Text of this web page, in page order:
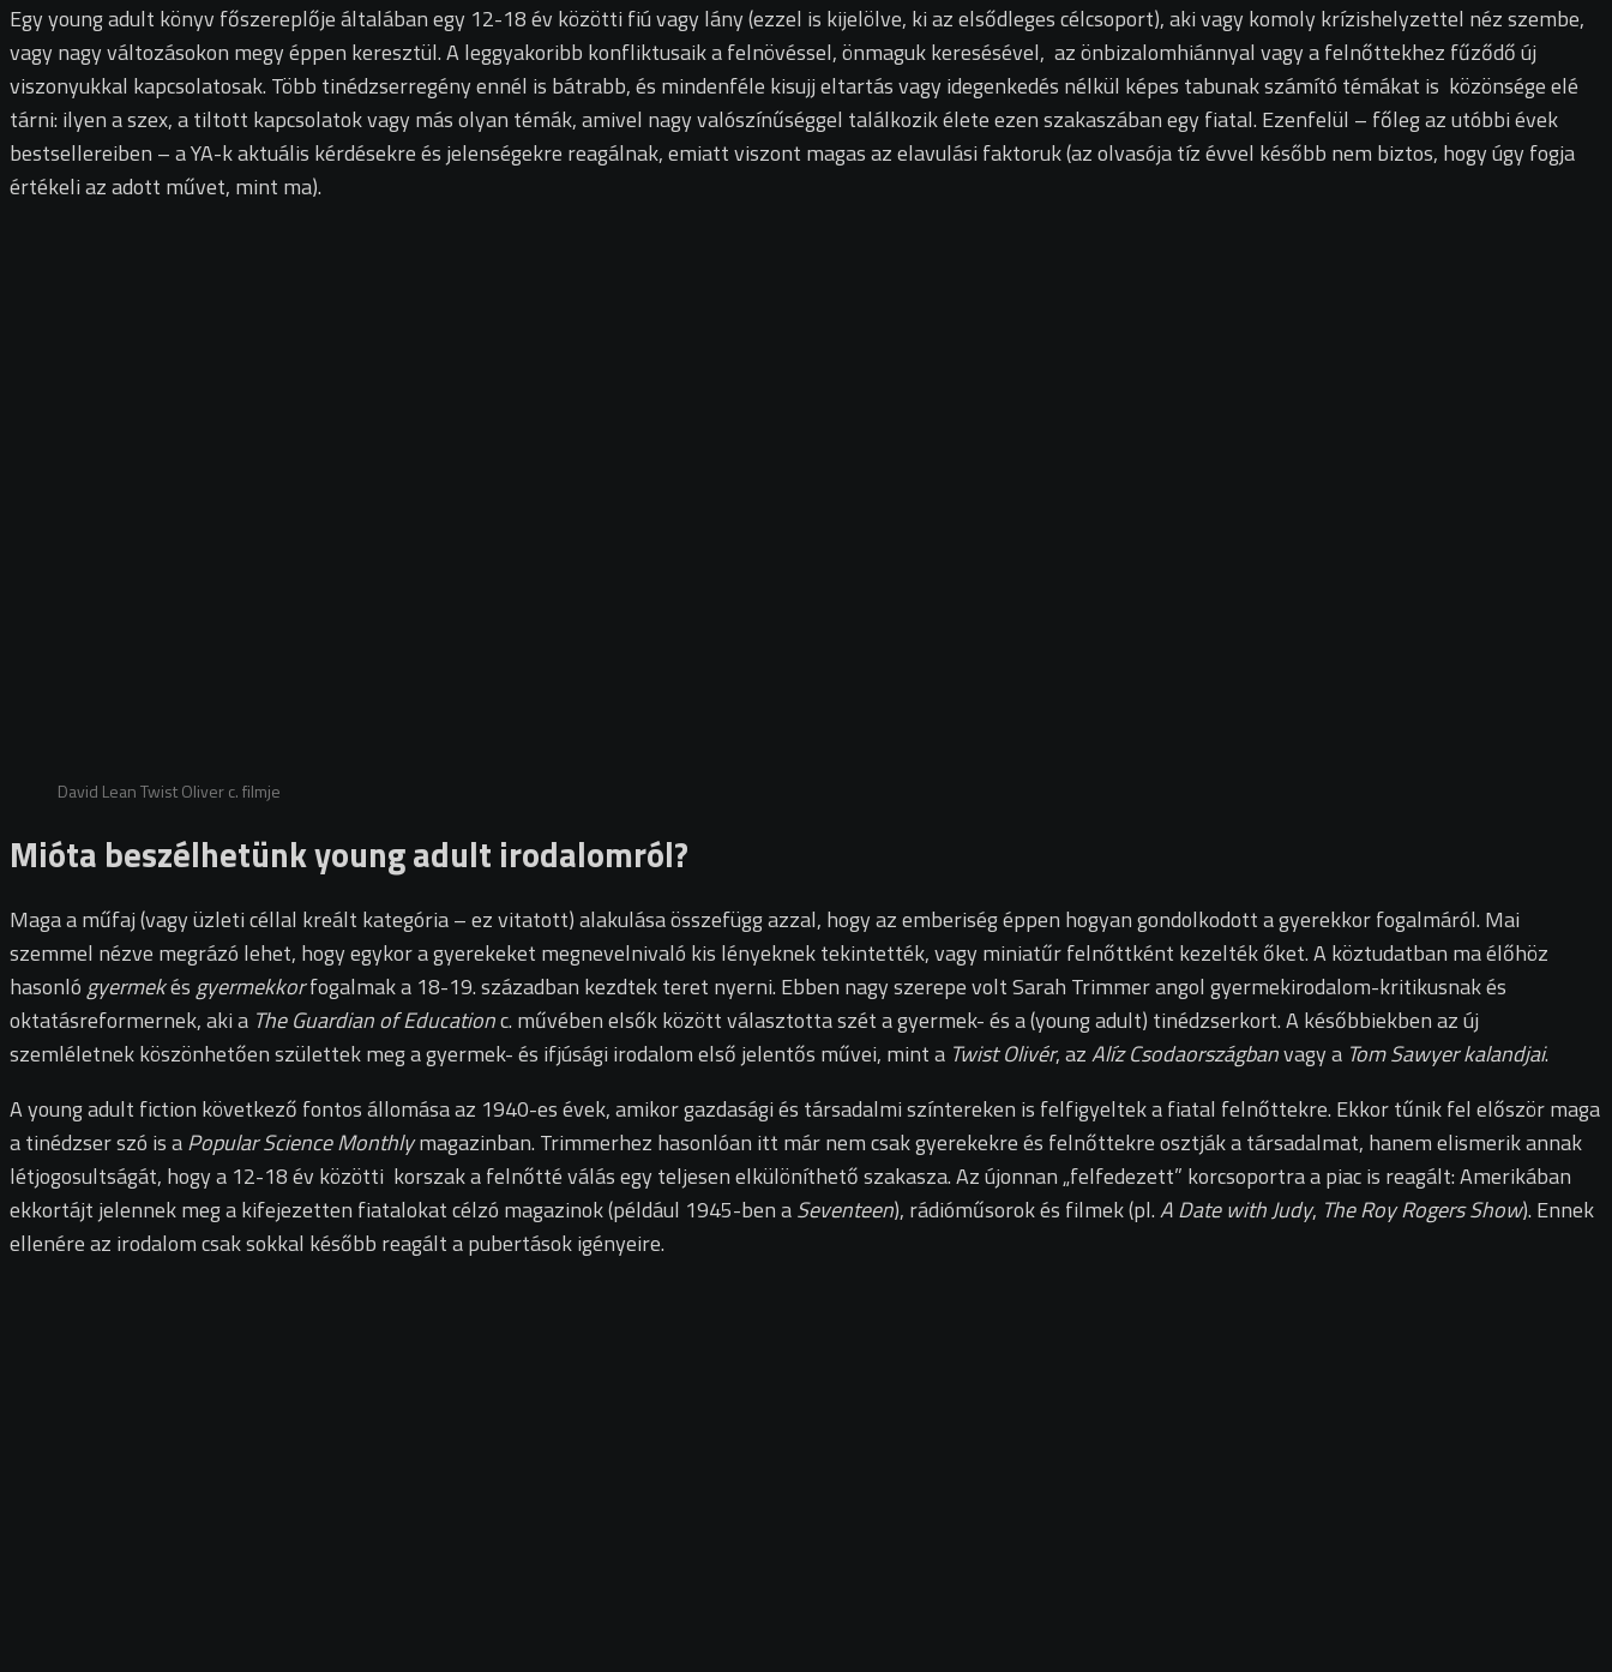
Egy young adult könyv főszereplője általában egy 12-18 év közötti fiú vagy lány (ezzel is kijelölve, ki az elsődleges célcsoport), aki vagy komoly krízishelyzettel néz szembe,
vagy nagy változásokon megy éppen keresztül. A leggyakoribb konfliktusaik a felnövéssel, önmaguk keresésével, az önbizalomhiánnyal vagy a felnőttekhez fűződő új
viszonyukkal kapcsolatosak. Több tinédzserregény ennél is bátrabb, és mindenféle kisujj eltartás vagy idegenkedés nélkül képes tabunak számító témákat is közönsége elé
tárni: ilyen a szex, a tiltott kapcsolatok vagy más olyan témák, amivel nagy valószínűséggel találkozik élete ezen szakaszában egy fiatal. Ezenfelül – főleg az utóbbi évek
bestsellereiben – a YA-k aktuális kérdésekre és jelenségekre reagálnak, emiatt viszont magas az elavulási faktoruk (az olvasója tíz évvel később nem biztos, hogy úgy fogja
értékeli az adott művet, mint ma).
David Lean Twist Oliver c. filmje
Mióta beszélhetünk young adult irodalomról?
Maga a műfaj (vagy üzleti céllal kreált kategória – ez vitatott) alakulása összefügg azzal, hogy az emberiség éppen hogyan gondolkodott a gyerekkor fogalmáról. Mai
szemmel nézve megrázó lehet, hogy egykor a gyerekeket megnevelnivaló kis lényeknek tekintették, vagy miniatűr felnőttként kezelték őket. A köztudatban ma élőhöz
hasonló gyermekés gyermekkorfogalmak a 18-19. században kezdtek teret nyerni. Ebben nagy szerepe volt Sarah Trimmer angol gyermekirodalom-kritikusnak és
oktatásreformernek, aki a The Guardian of Educationc. művében elsők között választotta szét a gyermek- és a (young adult) tinédzserkort. A későbbiekben az új
szemléletnek köszönhetően születtek meg a gyermek- és ifjúsági irodalom első jelentős művei, mint a Twist Olivér, azAlíz Csodaországbanvagy a Tom Sawyer kalandjai.
A young adult fiction következő fontos állomása az 1940-es évek, amikor gazdasági és társadalmi színtereken is felfigyeltek a fiatal felnőttekre. Ekkor tűnik fel először maga
a tinédzser szó is aPopular Science Monthlymagazinban. Trimmerhez hasonlóan itt már nem csak gyerekekre és felnőttekre osztják a társadalmat, hanem elismerik annak
létjogosultságát, hogy a 12-18 év közötti korszak a felnőtté válás egy teljesen elkülöníthető szakasza. Az újonnan „felfedezett” korcsoportra a piac is reagált: Amerikában
ekkortájt jelennek meg a kifejezetten fiatalokat célzó magazinok (például 1945-ben aSeventeen), rádióműsorok és filmek (pl.A Date with Judy, The Roy Rogers Show). Ennek
ellenére az irodalom csak sokkal később reagált a pubertások igényeire.